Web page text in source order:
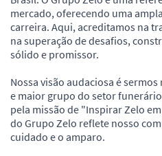
mercado, oferecendo uma
carreira. Aqui, acreditamos na
na superação de desafios,
sólido e promissor.
Nossa visão audaciosa é
e maior grupo do setor
pela missão de "Inspirar Zelo
do Grupo Zelo reflete nosso
cuidado e o amparo.